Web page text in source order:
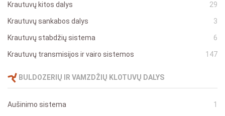
Krautuvų kitos dalys 29
Krautuvų sankabos dalys 3
Krautuvų stabdžių sistema 6
Krautuvų transmisijos ir vairo sistemos 147
BULDOZERIŲ IR VAMZDŽIŲ KLOTUVŲ DALYS
Aušinimo sistema 1